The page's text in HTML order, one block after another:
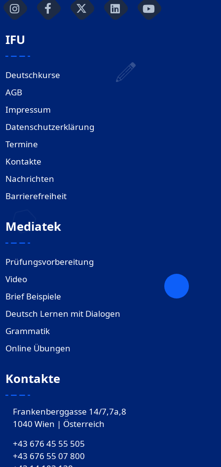
IFU
Deutschkurse
AGB
Impressum
Datenschutzerklärung
Termine
Kontakte
Nachrichten
Barrierefreiheit
Mediatek
Prüfungsvorbereitung
Video
Brief Beispiele
Deutsch Lernen mit Dialogen
Grammatik
Online Übungen
Kontakte
Frankenberggasse 14/7,7a,8
1040 Wien | Österreich
+43 676 45 55 505
+43 676 55 07 800